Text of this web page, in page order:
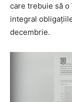
care trebuie să o
integral
decembrie.